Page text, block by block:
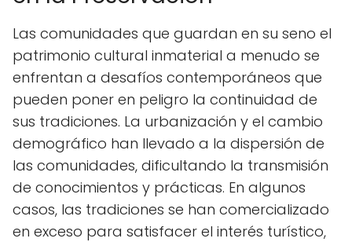
Las comunidades que guardan en su seno el
patrimonio cultural inmaterial a menudo se
enfrentan a desafíos contemporáneos que
pueden poner en peligro la continuidad de
sus tradiciones. La urbanización y el cambio
demográfico han llevado a la dispersión de
las comunidades, dificultando la transmisión
de conocimientos y prácticas. En algunos
casos, las tradiciones se han comercializado
en exceso para satisfacer el interés turístico,